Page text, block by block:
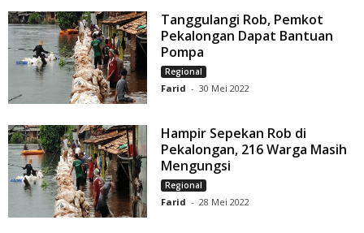
Tanggulangi Rob, Pemkot
Pekalongan Dapat Bantuan
Pompa
Regional
Farid - 30 Mei 2022
Hampir Sepekan Rob di
Pekalongan, 216 Warga Masih
Mengungsi
Regional
Farid - 28 Mei 2022